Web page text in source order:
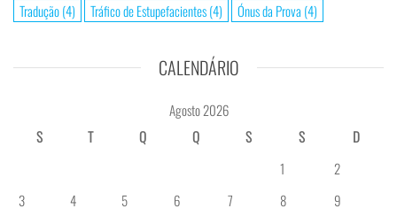
Tradução(4) Tráfico de Estupefacientes(4) Ónus da Prova (4)
CALENDÁRIO
Agosto 2026
S
T Q Q S S
D
1
2
3
4 5 6 7 8
9